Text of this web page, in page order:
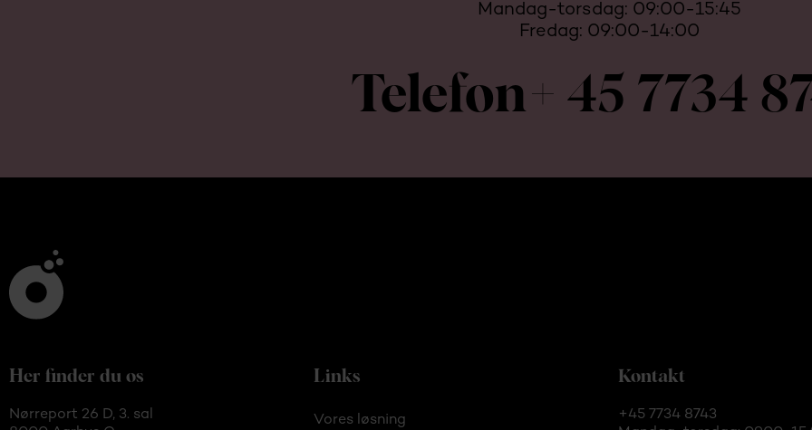
Mandag-torsdag: 09:00-15:45
Fredag: 09:00-14:00
Telefon+ 45 7734
Her finder du os
Nørreport 26 D, 3. sal
Links
Vores løsning
Kontakt
+45 7734 8743